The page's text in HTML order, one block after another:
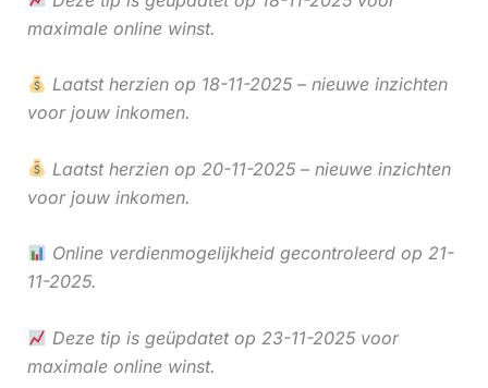
maximale online winst.
Laatst herzien op 18-11-2025 – nieuwe inzichten
voor jouw inkomen.
Laatst herzien op 20-11-2025 – nieuwe inzichten
voor jouw inkomen.
Online verdienmogelijkheid gecontroleerd op 21-
11-2025.
Deze tip is geüpdatet op 23-11-2025 voor
maximale online winst.